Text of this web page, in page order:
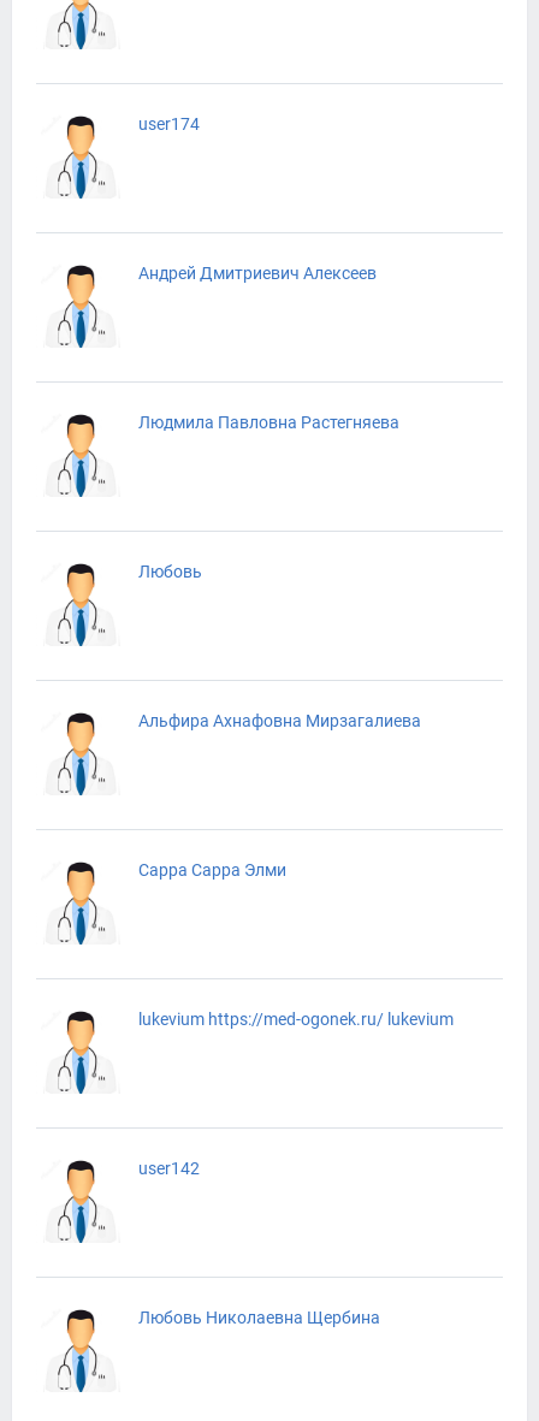
user174
Андрей Дмитриевич Алексеев
Людмила Павловна Растегняева
Любовь
Альфира Ахнафовна Мирзагалиева
Сарра Сарра Элми
lukevium https://med-ogonek.ru/ lukevium
user142
Любовь Николаевна Щербина